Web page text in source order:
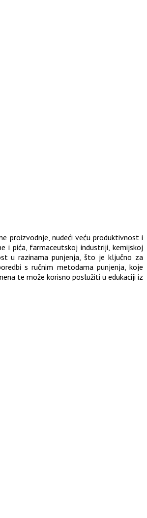
proizvodnje, nudeći veću produktivnost i
i pića, farmaceutskoj industriji, kemijskoj
u razinama punjenja, što je ključno za
s ručnim metodama punjenja, koje
te može korisno poslužiti u edukaciji iz